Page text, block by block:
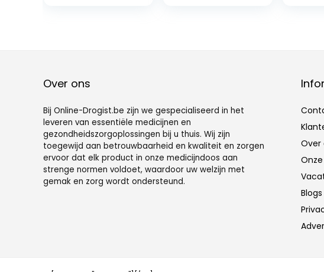
compacte
pillendispenser
voor pillen,
mee
Reis,
Over ons
Bij Online-Drogist.be zijn we gespecialiseerd in het
leveren van essentiële medicijnen en
gezondheidszorgoplossingen bij u thuis. Wij zijn
toegewijd aan betrouwbaarheid en kwaliteit en zorgen
ervoor dat elk product in onze medicijndoos aan
strenge normen voldoet, waardoor uw welzijn met
gemak en zorg wordt ondersteund.
Over
Blogs